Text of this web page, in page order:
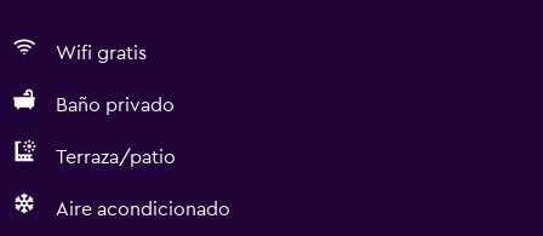
Wifi gratis
Baño privado
Terraza/patio
Aire acondicionado